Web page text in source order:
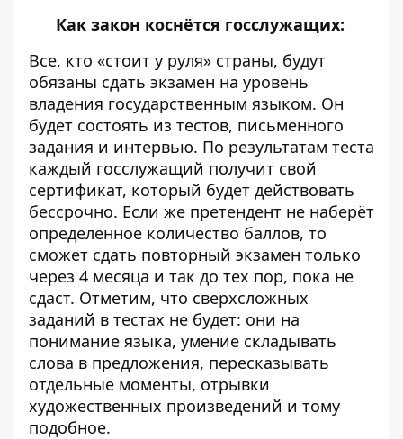
Как закон коснётся госслужащих:
Все, кто «стоит у руля» страны, будут
обязаны сдать экзамен на уровень
владения государственным языком. Он
будет состоять из тестов, письменного
задания и интервью. По результатам теста
каждый госслужащий получит свой
сертификат, который будет действовать
бессрочно. Если же претендент не наберёт
определённое количество баллов, то
сможет сдать повторный экзамен только
через 4 месяца и так до тех пор, пока не
сдаст. Отметим, что сверхсложных
заданий в тестах не будет: они на
понимание языка, умение складывать
слова в предложения, пересказывать
отдельные моменты, отрывки
художественных произведений и тому
подобное.